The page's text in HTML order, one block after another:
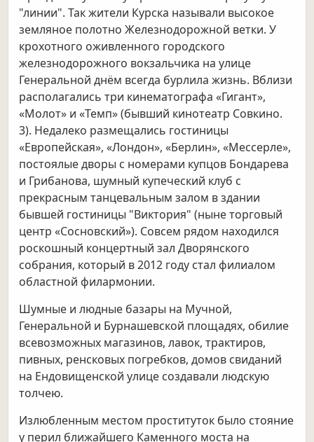
"линии". Так жители Курска называли высокое
земляное полотно Железнодорожной ветки. У
крохотного оживленного городского
железнодорожного вокзальчика на улице
Генеральной днём всегда бурлила жизнь. Вблизи
располагались три кинематографа «Гигант»,
«Молот» и «Темп» (бывший кинотеатр Совкино.
3). Недалеко размещались гостиницы
«Европейская», «Лондон», «Берлин», «Мессерле»,
постоялые дворы с номерами купцов Бондарева
и Грибанова, шумный купеческий клуб с
прекрасным танцевальным залом в здании
бывшей гостиницы "Виктория" (ныне торговый
центр «Сосновский»). Совсем рядом находился
роскошный концертный зал Дворянского
собрания, который в 2012 году стал филиалом
областной филармонии.
Шумные и людные базары на Мучной,
Генеральной и Бурнашевской площадях, обилие
всевозможных магазинов, лавок, трактиров,
пивных, ренсковых погребков, домов свиданий
на Ендовищенской улице создавали людскую
толчею.
Излюбленным местом проституток было стояние
у перил ближайшего Каменного моста на